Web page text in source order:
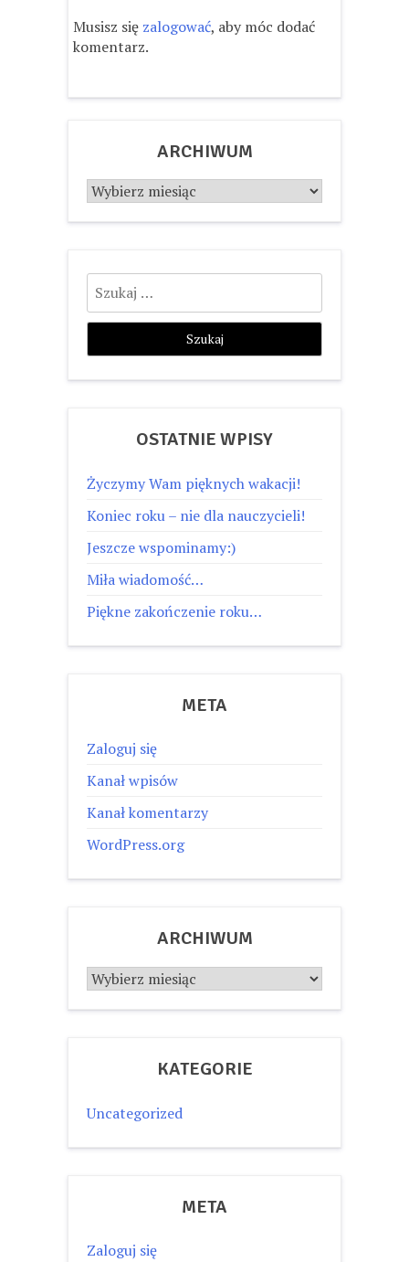
Musisz się zalogować, aby móc dodać
komentarz.
ARCHIWUM
Archiwum
Szukaj:
OSTATNIE WPISY
Życzymy Wam pięknych wakacji!
Koniec roku – nie dla nauczycieli!
Jeszcze wspominamy:)
Miła wiadomość…
Piękne zakończenie roku…
META
Zaloguj się
Kanał wpisów
Kanał komentarzy
WordPress.org
ARCHIWUM
Archiwum
KATEGORIE
Uncategorized
META
Zaloguj się